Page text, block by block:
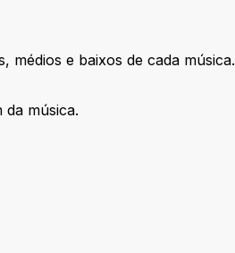
médios e baixos de cada música.
música.